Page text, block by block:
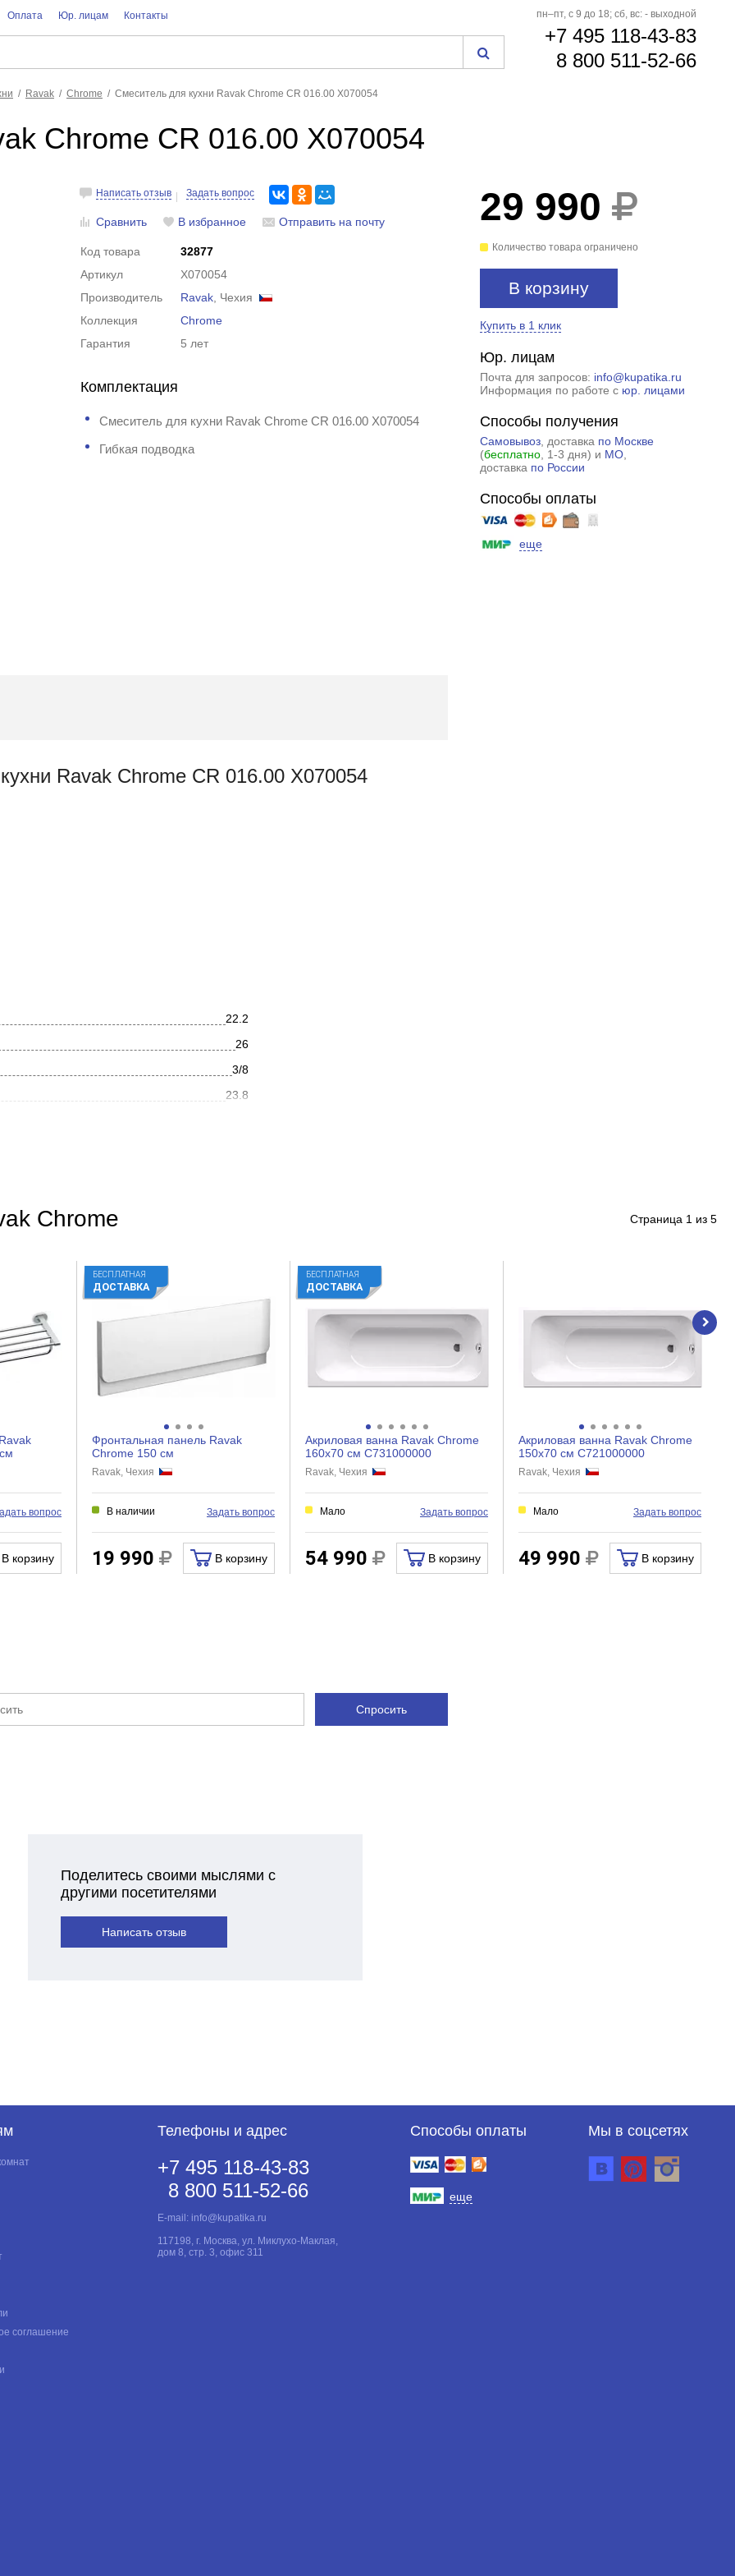
Оплата Юр. лицам Контакты пн–пт, с 9 до 18; сб, вс: - выходной
+7 495 118-43-83
8 800 511-52-66
Ravak Chrome Смеситель для кухни Ravak Chrome CR 016.00 X070054
Chrome CR 016.00 X070054
Написать отзыв Задать вопрос
Сравнить В избранное Отправить на почту
Код товара
32877
Артикул
X070054
Производитель
Ravak , Чехия
Коллекция
Chrome
Гарантия
5 лет
Комплектация
Смеситель для кухни Ravak Chrome CR 016.00 X070054
Гибкая подводка
29 990
Количество товара ограничено
В корзину
Купить в 1 клик
Юр. лицам
Почта для запросов: info@kupatika.ru
Информация по работе с юр. лицами
Способы получения
Самовывоз, доставка по Москве
(бесплатно, 1-3 дня) и МО,
доставка по России
Способы оплаты
еще
Ravak Chrome CR 016.00 X070054
22.2
26
3/8
23.8
Рычажное
Гибкая
Chrome Страница 1 из 5
вопрос
В корзину
БЕСПЛАТНАЯ
ДОСТАВКА
Фронтальная панель Ravak
Chrome 150 см
Ravak, Чехия
В наличии Задать вопрос
19 990 В корзину
БЕСПЛАТНАЯ
ДОСТАВКА
Акриловая ванна Ravak Chrome
160x70 см C731000000
Ravak, Чехия
Мало Задать вопрос
54 990 В корзину
Акриловая ванна Ravak Chrome
150x70 см C721000000
Ravak, Чехия
Мало Задать вопрос
49 990 В корзину
Спросить
Поделитесь своими мыслями с
другими посетителями
Написать отзыв
соглашение
Телефоны и адрес
+7 495 118-43-83
8 800 511-52-66
E-mail: info@kupatika.ru
117198, г. Москва, ул. Миклухо-Маклая,
дом 8, стр. 3, офис 311
Способы оплаты
еще
Мы в соцсетях